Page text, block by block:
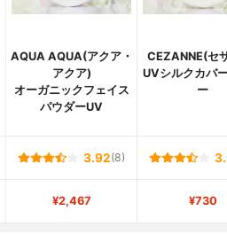
AQUA AQUA(アクア・
アクア)
オーガニックフェイス
パウダーUV
CEZANNE(セ
UVシルクカバ
ー
3.92(8)
¥2,467 ¥730